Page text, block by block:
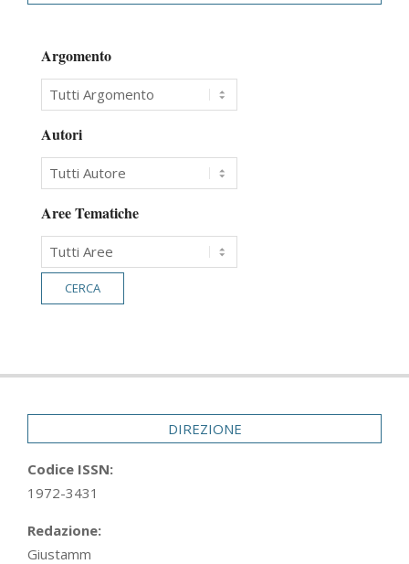
Argomento
Autori
Aree Tematiche
DIREZIONE
Codice ISSN:
1972-3431
Redazione:
Giustamm